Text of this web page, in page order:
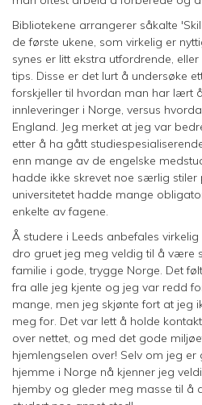
Bibliotekene arrangerer såkalte
de første ukene, som virkelig er
synes er litt ekstra utfordrende,
tips. Disse er det lurt å undersøke
forskjeller til hvordan man har lært
innleveringer i Norge, versus
England. Jeg merket at jeg var
etter å ha gått
enn mange av de engelske
hadde ikke skrevet noe særlig stiler
universitetet hadde mange
enkelte av fagene.
Å studere i Leeds anbefales
dro gruet jeg meg veldig til å være
familie i gode, trygge Norge. Det
fra alle jeg kjente og jeg var redd
mange, men jeg skjønte fort at jeg
meg for. Det var lett å holde
over nettet, og med det gode
hjemlengselen over! Selv om jeg
hjemme i Norge nå kjenner jeg
hjemby og gleder meg masse til å